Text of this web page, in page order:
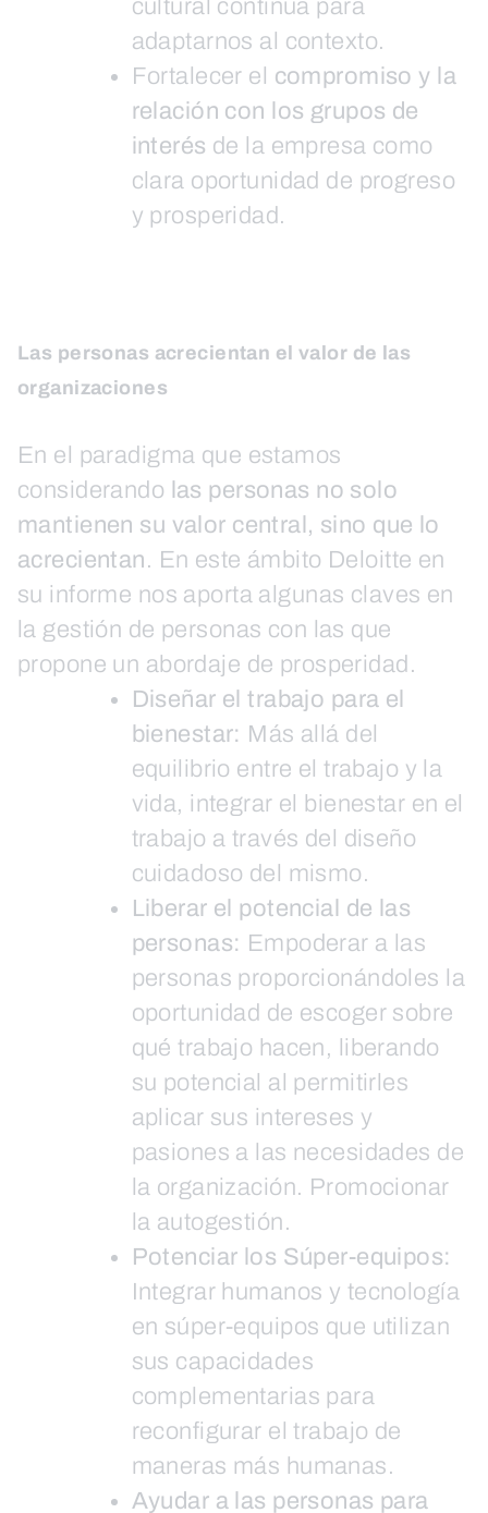
cultural continua para
adaptarnos al contexto.
Fortalecer el compromiso y la
relación con los grupos de
interés de la empresa como
clara oportunidad de progreso
y prosperidad.
Las personas acrecientan el valor de las
organizaciones
En el paradigma que estamos
considerando las personas no solo
mantienen su valor central, sino que lo
acrecientan. En este ámbito Deloitte en
su informe nos aporta algunas claves en
la gestión de personas con las que
propone un abordaje de prosperidad.
Diseñar el trabajo para el
bienestar: Más allá del
equilibrio entre el trabajo y la
vida, integrar el bienestar en el
trabajo a través del diseño
cuidadoso del mismo.
Liberar el potencial de las
personas: Empoderar a las
personas proporcionándoles la
oportunidad de escoger sobre
qué trabajo hacen, liberando
su potencial al permitirles
aplicar sus intereses y
pasiones a las necesidades de
la organización. Promocionar
la autogestión.
Potenciar los Súper-equipos:
Integrar humanos y tecnología
en súper-equipos que utilizan
sus capacidades
complementarias para
reconfigurar el trabajo de
maneras más humanas.
Ayudar a las personas para